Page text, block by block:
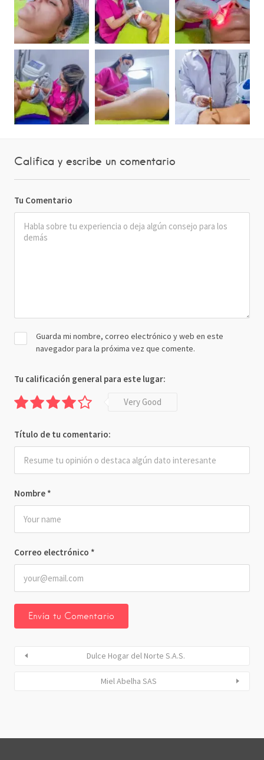
Califica y escribe un comentario
Tu Comentario
Nombre *
Correo electrónico *
Guarda mi nombre, correo electrónico y web en este
navegador para la próxima vez que comente.
Tu calificación general para este lugar:
Very Good
Título de tu comentario:
Dulce Hogar del Norte S.A.S.
Miel Abelha SAS